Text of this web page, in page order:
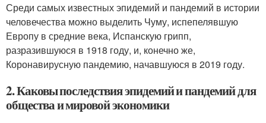
Среди самых известных эпидемий и пандемий в истории
человечества можно выделить Чуму, испепелявшую
Европу в средние века, Испанскую грипп,
разразившуюся в 1918 году, и, конечно же,
Коронавирусную пандемию, начавшуюся в 2019 году.
2. Каковы последствия эпидемий и пандемий для
общества и мировой экономики